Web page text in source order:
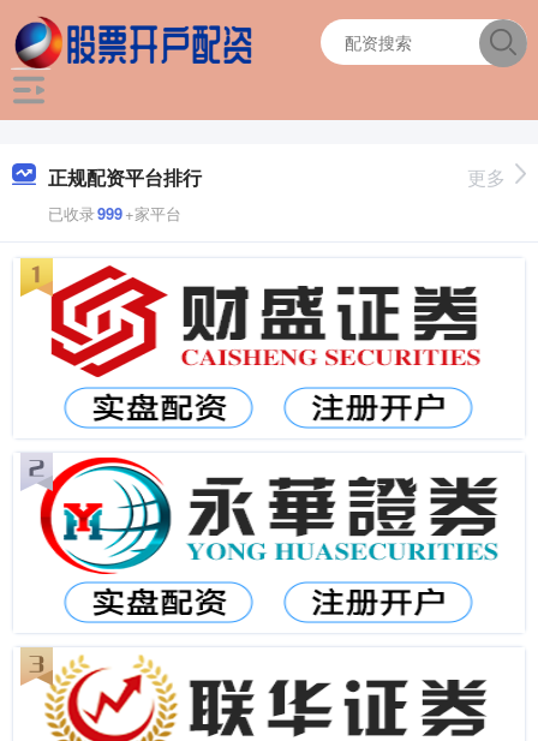
正规配资平台排行
已收录999+家平台
更多